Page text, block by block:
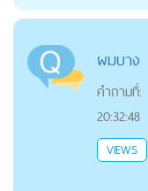
ผมบาง
คำถามที่:
20:32:48
VIEWS